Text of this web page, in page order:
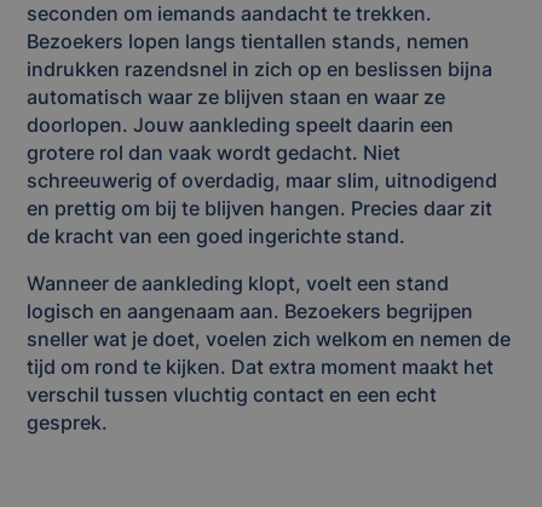
seconden om iemands aandacht te trekken.
Bezoekers lopen langs tientallen stands, nemen
indrukken razendsnel in zich op en beslissen bijna
automatisch waar ze blijven staan en waar ze
doorlopen. Jouw aankleding speelt daarin een
grotere rol dan vaak wordt gedacht. Niet
schreeuwerig of overdadig, maar slim, uitnodigend
en prettig om bij te blijven hangen. Precies daar zit
de kracht van een goed ingerichte stand.
Wanneer de aankleding klopt, voelt een stand
logisch en aangenaam aan. Bezoekers begrijpen
sneller wat je doet, voelen zich welkom en nemen de
tijd om rond te kijken. Dat extra moment maakt het
verschil tussen vluchtig contact en een echt
gesprek.